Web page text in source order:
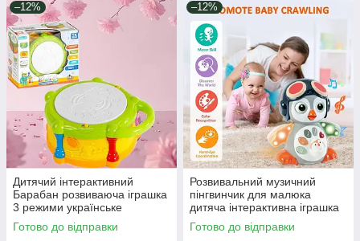
–12%
Дитячий інтерактивний
Барабан розвиваюча іграшка
3 режими українське
озвучення вивчення букв
цифр пісні мелодії
Готово до відправки
–12%
Розвивальний музичний
пінгвинчик для малюка
дитяча інтерактивна іграшка
їздить світло звук серцебиття
співає
Готово до відправки